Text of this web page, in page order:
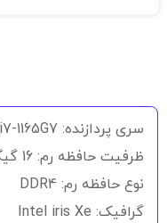
سری پردازنده: Core i7-1165G7
ظرفیت حافظه رم: 16 گیگابایت
نوع حافظه رم: DDR4
گرافیک: Intel iris Xe